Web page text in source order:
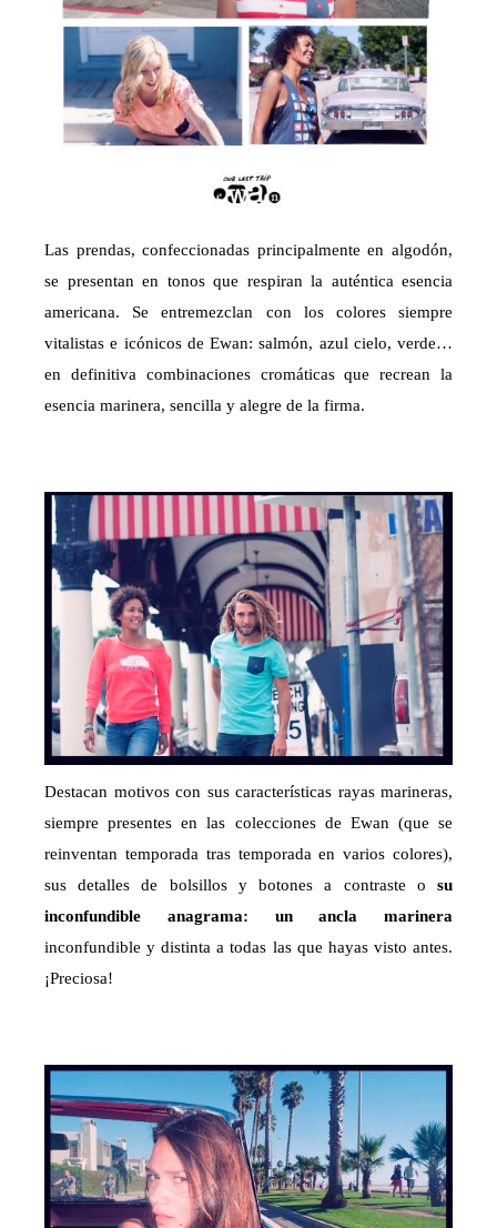
Las prendas, confeccionadas principalmente en algodón,
se presentan en tonos que respiran la auténtica esencia
americana. Se entremezclan con los colores siempre
vitalistas e icónicos de Ewan: salmón, azul cielo, verde…
en definitiva combinaciones cromáticas que recrean la
esencia marinera, sencilla y alegre de la firma.
Destacan motivos con sus características rayas marineras,
siempre presentes en las colecciones de Ewan (que se
reinventan temporada tras temporada en varios colores),
sus detalles de bolsillos y botones a contraste o su
inconfundible anagrama: un ancla marinera
inconfundible y distinta a todas las que hayas visto antes.
¡Preciosa!